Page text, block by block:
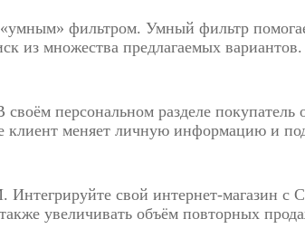
«умным» фильтром. Умный фильтр
из множества предлагаемых вариантов.
персональном разделе
клиент меняет личную информацию и
Интегрируйте свой интернет-магазин
увеличивать объём повторных